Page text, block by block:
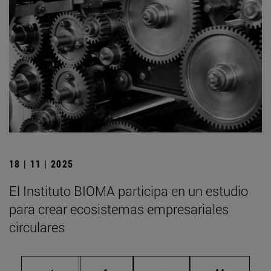
18 | 11 | 2025
El Instituto BIOMA participa en un estudio
para crear ecosistemas empresariales
circulares